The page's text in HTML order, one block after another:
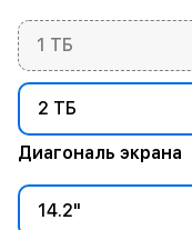
1 ТБ
2 ТБ
Диагональ экрана
14.2"